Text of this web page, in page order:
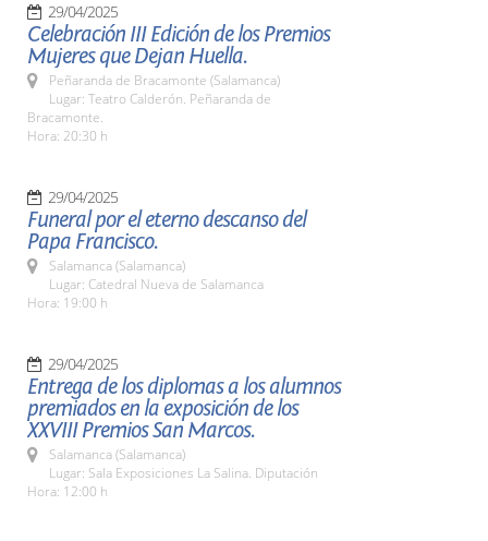
29/04/2025
Celebración III Edición de los Premios
Mujeres que Dejan Huella.
Peñaranda de Bracamonte (Salamanca)
Lugar: Teatro Calderón. Peñaranda de
Bracamonte.
Hora: 20:30 h
29/04/2025
Funeral por el eterno descanso del
Papa Francisco.
Salamanca (Salamanca)
Lugar: Catedral Nueva de Salamanca
Hora: 19:00 h
29/04/2025
Entrega de los diplomas a los alumnos
premiados en la exposición de los
XXVIII Premios San Marcos.
Salamanca (Salamanca)
Lugar: Sala Exposiciones La Salina. Diputación
Hora: 12:00 h